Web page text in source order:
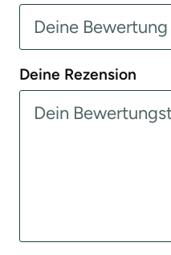
Deine Rezension